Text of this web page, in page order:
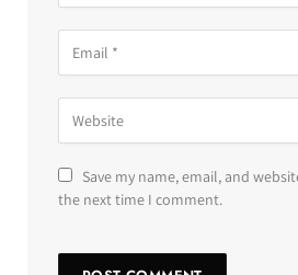
Save my name, email, and
the next time I comment.